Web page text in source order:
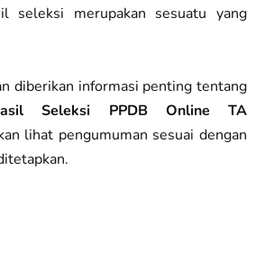
seleksi merupakan sesuatu yang
diberikan informasi penting tentang
Seleksi PPDB Online TA
lihat pengumuman sesuai dengan